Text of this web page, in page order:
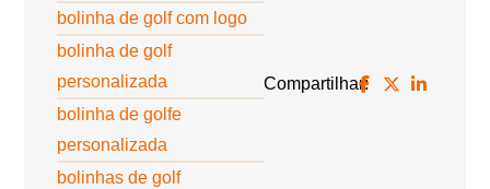
bolinha de golf com logo
bolinha de golf
personalizada
bolinha de golfe
personalizada
bolinhas de golf
Compartilhar: